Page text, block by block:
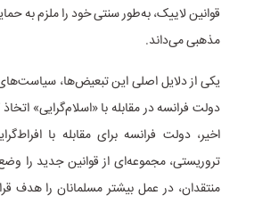
قوانین لاییک، به‌طور سنتی خود را ملزم به
مذهبی می‌داند.
یکی از دلایل اصلی این تبعیض‌ها،
دولت فرانسه در مقابله با «اسلام‌گرایی»
اخیر، دولت فرانسه برای مقابله با
تروریستی، مجموعه‌ای از قوانین جدید را
منتقدان، در عمل بیشتر مسلمانان را هدف